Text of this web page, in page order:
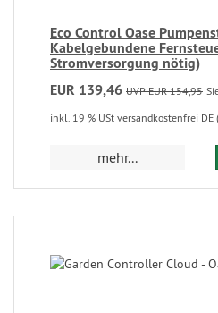
Eco Control Oase
Kabelgebundene
Stromversorgung nötig)
EUR 139,46 UVP EUR 154,95
inkl. 19 % USt versandkostenfrei DE
mehr...